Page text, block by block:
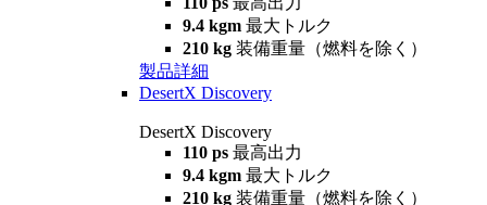
9.4 kgm 最大トルク
210 kg 装備重量（燃料を除く）
製品詳細
DesertX Discovery
DesertX Discovery
110 ps 最高出力
9.4 kgm 最大トルク
210 kg 装備重量（燃料を除く）